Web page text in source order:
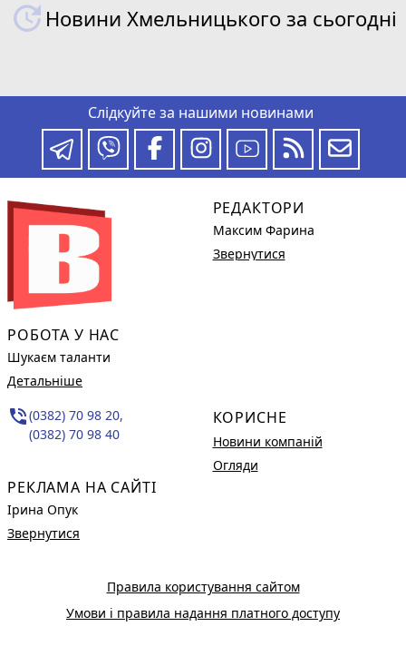
Новини Хмельницького за сьогодні
Слідкуйте за нашими новинами
РОБОТА У НАС
Шукаєм таланти
Детальніше
phone_in_talk(0382) 70 98 20,
(0382) 70 98 40
РЕКЛАМА НА САЙТІ
Ірина Опук
Звернутися
РЕДАКТОРИ
Максим Фарина
Звернутися
КОРИСНЕ
Новини компаній
Огляди
Правила користування сайтом
Умови і правила надання платного доступу